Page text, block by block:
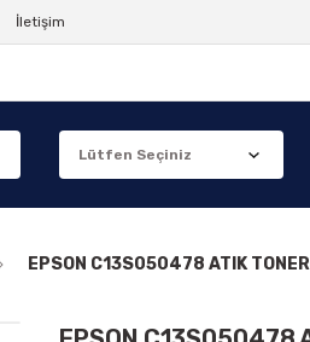
İletişim
EPSON C13S050478 ATIK